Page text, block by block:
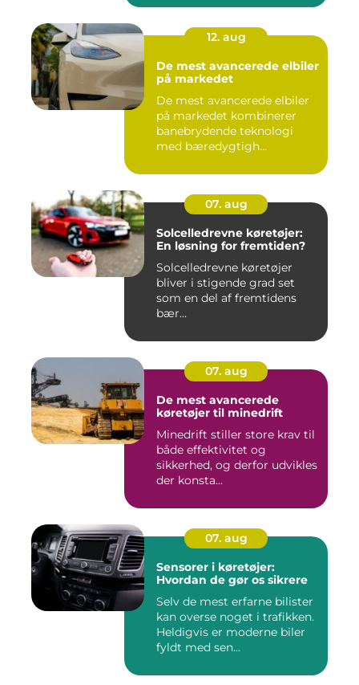
12. aug
De mest avancerede elbiler
på markedet
De mest avancerede elbiler
på markedet kombinerer
banebrydende teknologi
med bæredygtigh...
07. aug
Solcelledrevne køretøjer:
En løsning for fremtiden?
Solcelledrevne køretøjer
bliver i stigende grad set
som en del af fremtidens
bær...
07. aug
De mest avancerede
køretøjer til minedrift
Minedrift stiller store krav til
både effektivitet og
sikkerhed, og derfor udvikles
der konsta...
07. aug
Sensorer i køretøjer:
Hvordan de gør os sikrere
Selv de mest erfarne bilister
kan overse noget i trafikken.
Heldigvis er moderne biler
fyldt med sen...